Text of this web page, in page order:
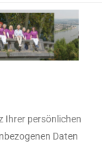
Ihrer persönlichen
Daten